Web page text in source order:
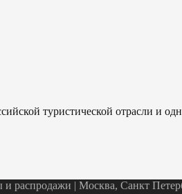
туристической отрасли и
распродажи | Москва, Санкт